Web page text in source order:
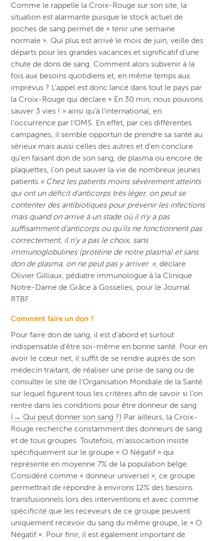
Comme le rappelle la Croix-Rouge sur son site, la
situation est alarmante puisque le stock actuel de
poches de sang permet de « tenir une semaine
normale ». Qui plus est arrivé le mois de juin, veille des
départs pour les grandes vacances et significatif d’une
chute de dons de sang. Comment alors subvenir à la
fois aux besoins quotidiens et, en même temps aux
imprévus ? L’appel est donc lancé dans tout le pays par
la Croix-Rouge qui déclare « En 30 min, nous pouvons
sauver 3 vies ! » ainsi qu’à l’international, en
l’occurrence par l’OMS. En effet, par ces différentes
campagnes, il semble opportun de prendre sa santé au
sérieux mais aussi celles des autres et d’en conclure
qu’en faisant don de son sang, de plasma ou encore de
plaquettes, l’on peut sauver la vie de nombreux jeunes
patients.« Chez les patients moins sévèrement atteints
qui ont un déficit d’anticorps très léger, on peut se
contenter des antibiotiques pour prévenir les infections
mais quand on arrive à un stade où il n’y a pas
suffisamment d’anticorps ou qu’ils ne fonctionnent pas
correctement, il n’y a pas le choix, sans
immunoglobulines (protéine de notre plasma) et sans
don de plasma, on ne peut pas y arriver. »,déclare
Olivier Gilliaux, pédiatre immunologue à la Clinique
Notre-Dame de Grâce à Gosselies, pour le Journal
RTBF.
Comment faire un don ?
Pour faire don de sang, il est d’abord et surtout
indispensable d’être soi-même en bonne santé. Pour en
avoir le cœur net, il suffit de se rendre auprès de son
médecin traitant, de réaliser une prise de sang ou de
consulter le site de l’Organisation Mondiale de la Santé
sur lequel figurent tous les critères afin de savoir si l’on
rentre dans les conditions pour être donneur de sang
( → Qui peut donner son sang ?) Par ailleurs, la Croix-
Rouge recherche constamment des donneurs de sang
et de tous groupes. Toutefois, m’assocaition insiste
spécifiquement sur le groupe « O Négatif » qui
représente en moyenne 7% de la population belge.
Considéré comme « donneur universel », ce groupe
permettrait de répondre à environs 12% des besoins
transfusionnels lors des interventions et avec comme
spécificité que les receveurs de ce groupe peuvent
uniquement recevoir du sang du même groupe, le « O
Négatif ». Pour finir, il est également important de